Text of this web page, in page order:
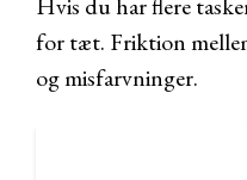
for tæt. Friktion
og misfarvninger.